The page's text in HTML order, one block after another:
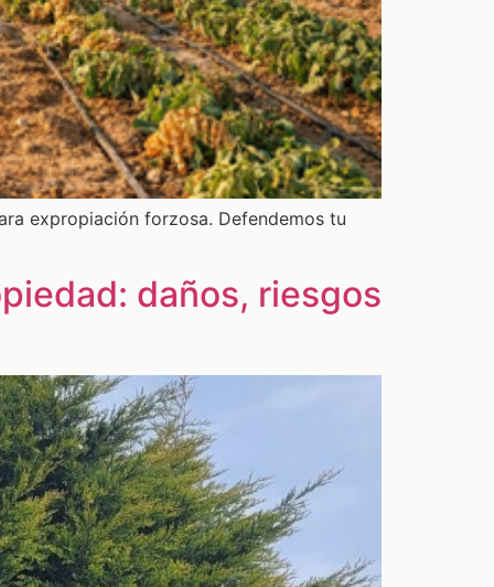
expropiación forzosa. Defendemos tu
daños, riesgos